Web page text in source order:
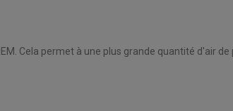
Cela permet à une plus grande quantité d'air